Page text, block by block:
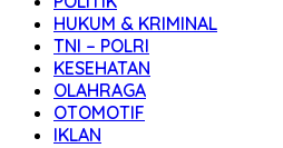
HUKUM & KRIMINAL
TNI – POLRI
KESEHATAN
OLAHRAGA
OTOMOTIF
IKLAN